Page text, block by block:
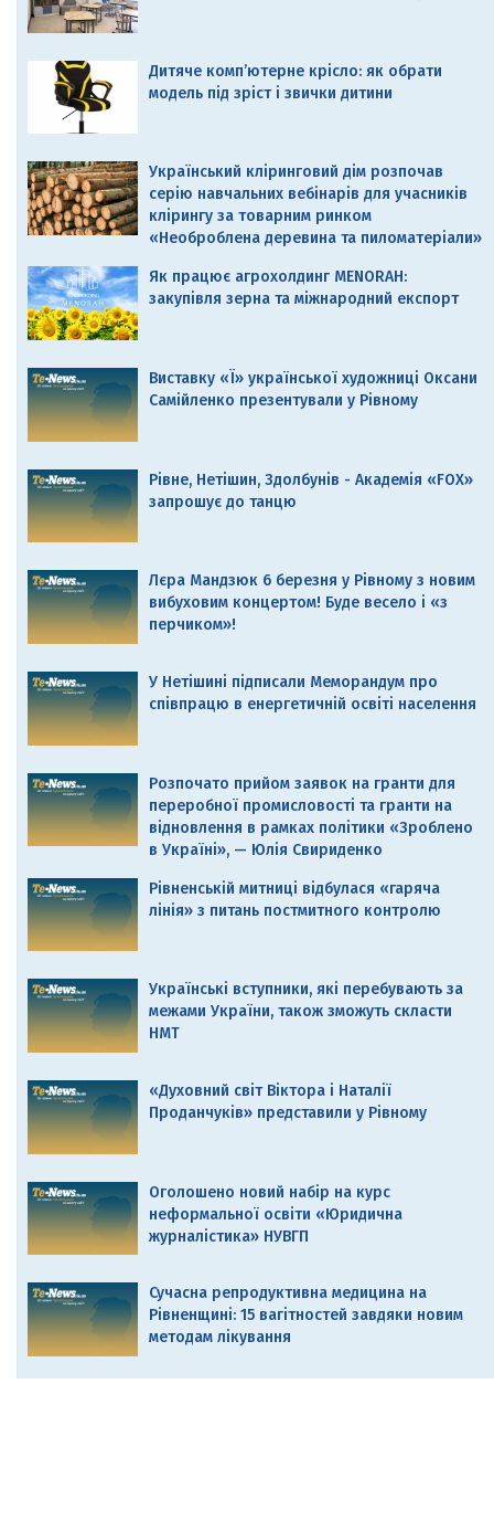
Дитяче комп’ютерне крісло: як обрати
модель під зріст і звички дитини
Український кліринговий дім розпочав
серію навчальних вебінарів для учасників
клірингу за товарним ринком
«Необроблена деревина та пиломатеріали»
Як працює агрохолдинг MENORAH:
закупівля зерна та міжнародний експорт
Виставку «Ї» української художниці Оксани
Самійленко презентували у Рівному
Рівне, Нетішин, Здолбунів - Академія «FOX»
запрошує до танцю
Лєра Мандзюк 6 березня у Рівному з новим
вибуховим концертом! Буде весело і «з
перчиком»!
У Нетішині підписали Меморандум про
співпрацю в енергетичній освіті населення
Розпочато прийом заявок на гранти для
переробної промисловості та гранти на
відновлення в рамках політики «Зроблено
в Україні», — Юлія Свириденко
Рівненській митниці відбулася «гаряча
лінія» з питань постмитного контролю
Українські вступники, які перебувають за
межами України, також зможуть скласти
НМТ
«Духовний світ Віктора і Наталії
Проданчуків» представили у Рівному
Оголошено новий набір на курс
неформальної освіти «Юридична
журналістика» НУВГП
Сучасна репродуктивна медицина на
Рівненщині: 15 вагітностей завдяки новим
методам лікування